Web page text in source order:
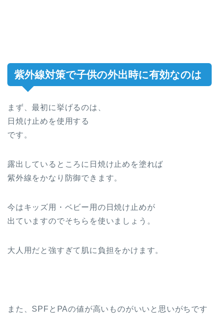
紫外線対策で子供の外出時に有効なのは
まず、最初に挙げるのは、
日焼け止めを使用する
です。
露出しているところに日焼け止めを塗れば
紫外線をかなり防御できます。
今はキッズ用・ベビー用の日焼け止めが
出ていますのでそちらを使いましょう。
大人用だと強すぎて肌に負担をかけます。
また、SPFとPAの値が高いものがいいと思いがちです